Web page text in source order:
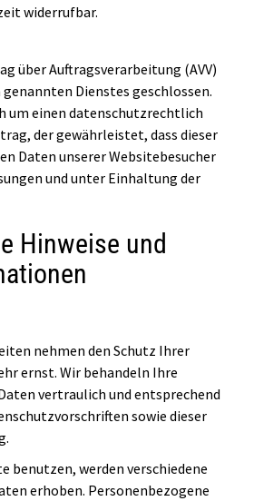
widerrufbar.
über Auftragsverarbeitung (AVV)
Dienstes geschlossen.
um einen datenschutzrechtlich
der gewährleistet, dass dieser
Daten unserer Websitebesucher
und unter Einhaltung der
Hinweise und
nehmen den Schutz Ihrer
ernst. Wir behandeln Ihre
vertraulich und entsprechend
sowie dieser
benutzen, werden verschiedene
erhoben. Personenbezogene